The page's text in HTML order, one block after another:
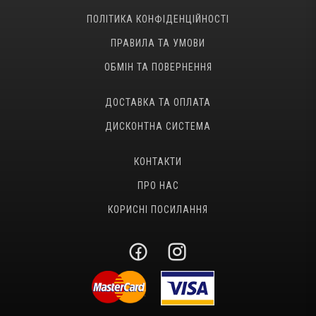
ПОЛІТИКА КОНФІДЕНЦІЙНОСТІ
ПРАВИЛА ТА УМОВИ
ОБМІН ТА ПОВЕРНЕННЯ
ДОСТАВКА ТА ОПЛАТА
ДИСКОНТНА СИСТЕМА
КОНТАКТИ
ПРО НАС
КОРИСНІ ПОСИЛАННЯ